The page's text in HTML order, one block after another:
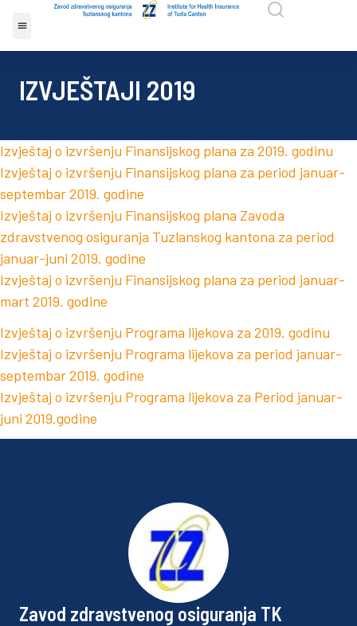
IZVJEŠTAJI 2019
Izvještaj o izvršenju Finansijskog plana za 2019. godinu
Izvještaj o izvršenju Finansijskog plana za period januar-
septembar 2019. godine
Izvještaj o izvršenju Finansijskog plana Zavoda
zdravstvenog osiguranja Tuzlanskog kantona za period
januar-juni 2019. godine
Izvještaj o izvršenju Finansijskog plana za period januar-
mart 2019. godine
Izvještaj o izvršenju Programa lijekova za 2019. godinu
Izvještaj o izvršenju Programa lijekova za period januar-
septembar 2019. godine
Izvještaj o izvršenju Programa lijekova za Period januar-
juni 2019.godine
Zavod zdravstvenog osiguranja TK